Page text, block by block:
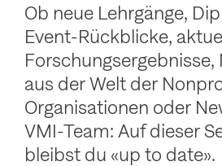
Ob neue Lehrgänge,
Event-Rückblicke,
Forschungsergebnisse,
aus der Welt der
Organisationen oder
VMI-Team: Auf dieser
bleibst du «up to date».